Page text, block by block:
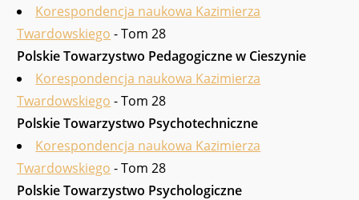
Korespondencja naukowa Kazimierza
Twardowskiego - Tom 28
Polskie Towarzystwo Pedagogiczne w Cieszynie
Korespondencja naukowa Kazimierza
Twardowskiego - Tom 28
Polskie Towarzystwo Psycho­techniczne
Korespondencja naukowa Kazimierza
Twardowskiego - Tom 28
Polskie Towarzystwo Psychologiczne